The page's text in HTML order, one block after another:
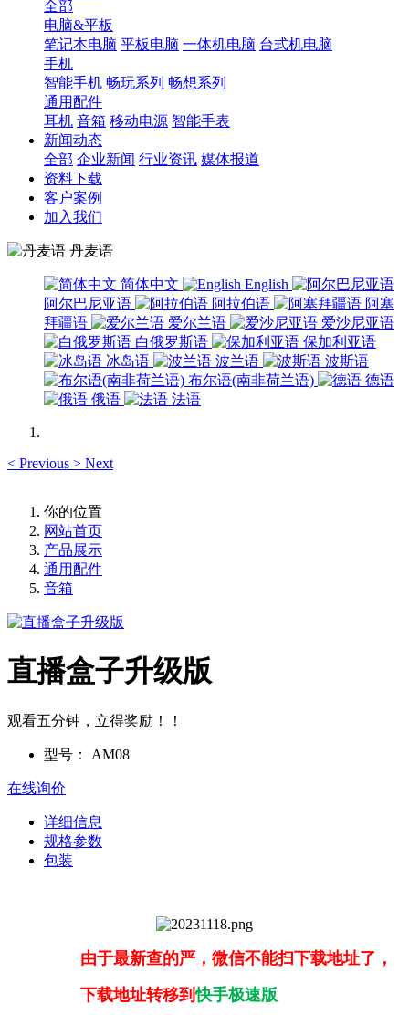
全部
电脑&平板
笔记本电脑 平板电脑 一体机电脑 台式机电脑
手机
智能手机 畅玩系列 畅想系列
通用配件
耳机 音箱 移动电源 智能手表
新闻动态
全部 企业新闻 行业资讯 媒体报道
资料下载
客户案例
加入我们
丹麦语
简体中文
English
阿尔巴尼亚语
阿拉伯语
阿塞
拜疆语
爱尔兰语
爱沙尼亚语
白俄罗斯语
保加利亚语
冰岛语
波兰语
波斯语
布尔语(南非荷兰语)
德语
俄语
法语
< Previous > Next
你的位置
网站首页
产品展示
通用配件
音箱
直播盒子升级版
观看五分钟，立得奖励！！
型号： AM08
在线询价
详细信息
规格参数
包装
由于最新查的严，微信不能扫下载地址了，
下载地址转移到快手极速版